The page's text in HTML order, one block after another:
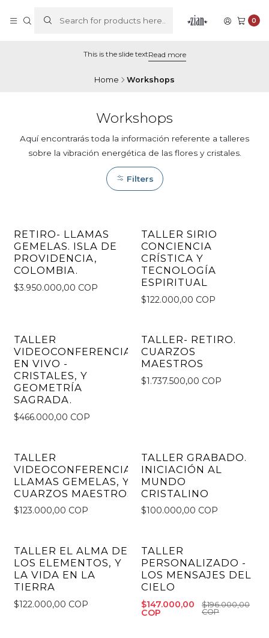
0
This is the slide textRead more
Home Workshops
Workshops
Aquí encontrarás toda la información referente a talleres
sobre la vibración energética de las flores y cristales.
Filters
RETIRO- LLAMAS
GEMELAS. ISLA DE
PROVIDENCIA,
COLOMBIA.
$3.950.000,00 COP
TALLER SIRIO
CONCIENCIA
CRÍSTICA Y
TECNOLOGÍA
ESPIRITUAL
$122.000,00 COP
TALLER
VIDEOCONFERENCIA
EN VIVO -
CRISTALES, Y
GEOMETRÍA
SAGRADA.
$466.000,00 COP
TALLER- RETIRO.
CUARZOS
MAESTROS
$1.737.500,00 COP
TALLER
VIDEOCONFERENCIA-
LLAMAS GEMELAS, Y
CUARZOS MAESTROS
$123.000,00 COP
TALLER GRABADO.
INICIACIÓN AL
MUNDO
CRISTALINO
$100.000,00 COP
TALLER EL ALMA DE
LOS ELEMENTOS, Y
LA VIDA EN LA
TIERRA
$122.000,00 COP
-25% OFF
TALLER
PERSONALIZADO -
LOS MENSAJES DEL
CIELO
$147.000,00
COP
$196.000,00
COP